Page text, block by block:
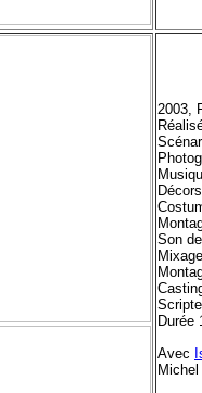
2003,
Son
Durée
Avec